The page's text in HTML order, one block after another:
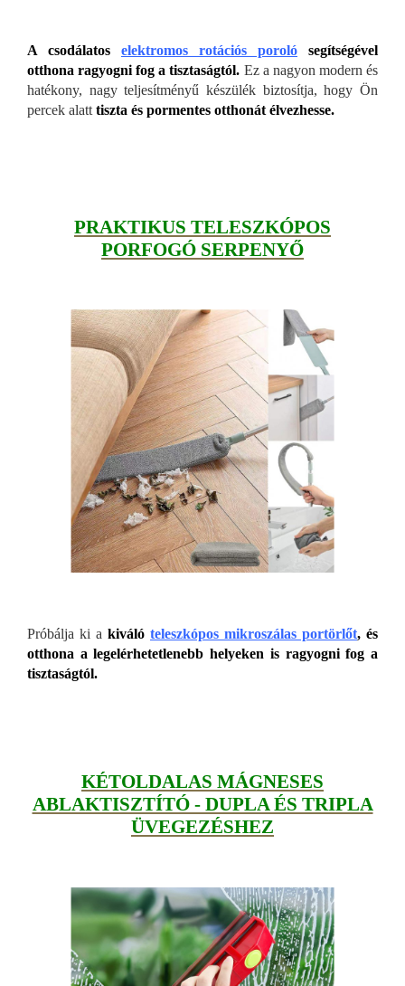
A csodálatos elektromos rotációs poroló segítségével
otthona ragyogni fog a tisztaságtól. Ez a nagyon modern és
hatékony, nagy teljesítményű készülék biztosítja, hogy Ön
percek alatt tiszta és pormentes otthonát élvezhesse.
PRAKTIKUS TELESZKÓPOS
PORFOGÓ SERPENYŐ
Próbálja ki a kiváló teleszkópos mikroszálas portörlőt, és
otthona a legelérhetetlenebb helyeken is ragyogni fog a
tisztaságtól.
KÉTOLDALAS MÁGNESES
ABLAKTISZTÍTÓ - DUPLA ÉS TRIPLA
ÜVEGEZÉSHEZ